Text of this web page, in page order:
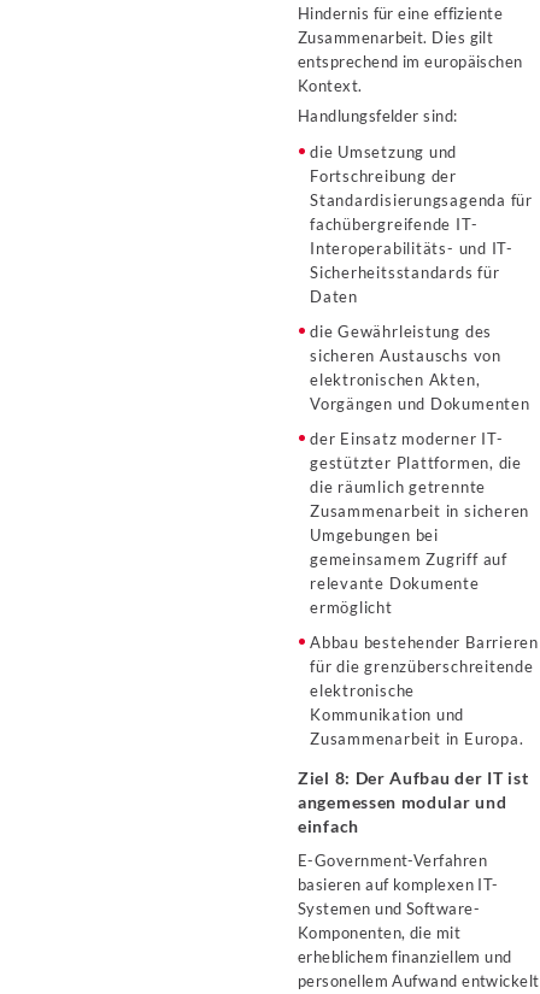
Hindernis für eine effiziente
Zusammenarbeit. Dies gilt
entsprechend im europäischen
Kontext.
Handlungsfelder sind:
die Umsetzung und
Fortschreibung der
Standardisierungsagenda für
fachübergreifende IT-
Interoperabilitäts- und IT-
Sicherheitsstandards für
Daten
die Gewährleistung des
sicheren Austauschs von
elektronischen Akten,
Vorgängen und Dokumenten
der Einsatz moderner IT-
gestützter Plattformen, die
die räumlich getrennte
Zusammenarbeit in sicheren
Umgebungen bei
gemeinsamem Zugriff auf
relevante Dokumente
ermöglicht
Abbau bestehender Barrieren
für die grenzüberschreitende
elektronische
Kommunikation und
Zusammenarbeit in Europa.
Ziel 8: Der Aufbau der IT ist
angemessen modular und
einfach
E-Government-Verfahren
basieren auf komplexen IT-
Systemen und Software-
Komponenten, die mit
erheblichem finanziellem und
personellem Aufwand entwickelt